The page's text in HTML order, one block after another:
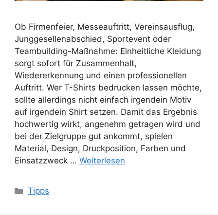
Ob Firmenfeier, Messeauftritt, Vereinsausflug,
Junggesellenabschied, Sportevent oder
Teambuilding-Maßnahme: Einheitliche Kleidung
sorgt sofort für Zusammenhalt,
Wiedererkennung und einen professionellen
Auftritt. Wer T-Shirts bedrucken lassen möchte,
sollte allerdings nicht einfach irgendein Motiv
auf irgendein Shirt setzen. Damit das Ergebnis
hochwertig wirkt, angenehm getragen wird und
bei der Zielgruppe gut ankommt, spielen
Material, Design, Druckposition, Farben und
Einsatzzweck … Weiterlesen
Kategorien
Tipps